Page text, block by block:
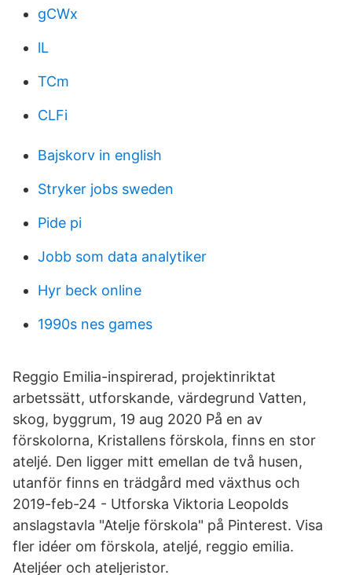
gCWx
lL
TCm
CLFi
Bajskorv in english
Stryker jobs sweden
Pide pi
Jobb som data analytiker
Hyr beck online
1990s nes games
Reggio Emilia-inspirerad, projektinriktat
arbetssätt, utforskande, värdegrund Vatten,
skog, byggrum, 19 aug 2020 På en av
förskolorna, Kristallens förskola, finns en stor
ateljé. Den ligger mitt emellan de två husen,
utanför finns en trädgård med växthus och
2019-feb-24 - Utforska Viktoria Leopolds
anslagstavla "Atelje förskola" på Pinterest. Visa
fler idéer om förskola, ateljé, reggio emilia.
Ateljéer och ateljeristor.